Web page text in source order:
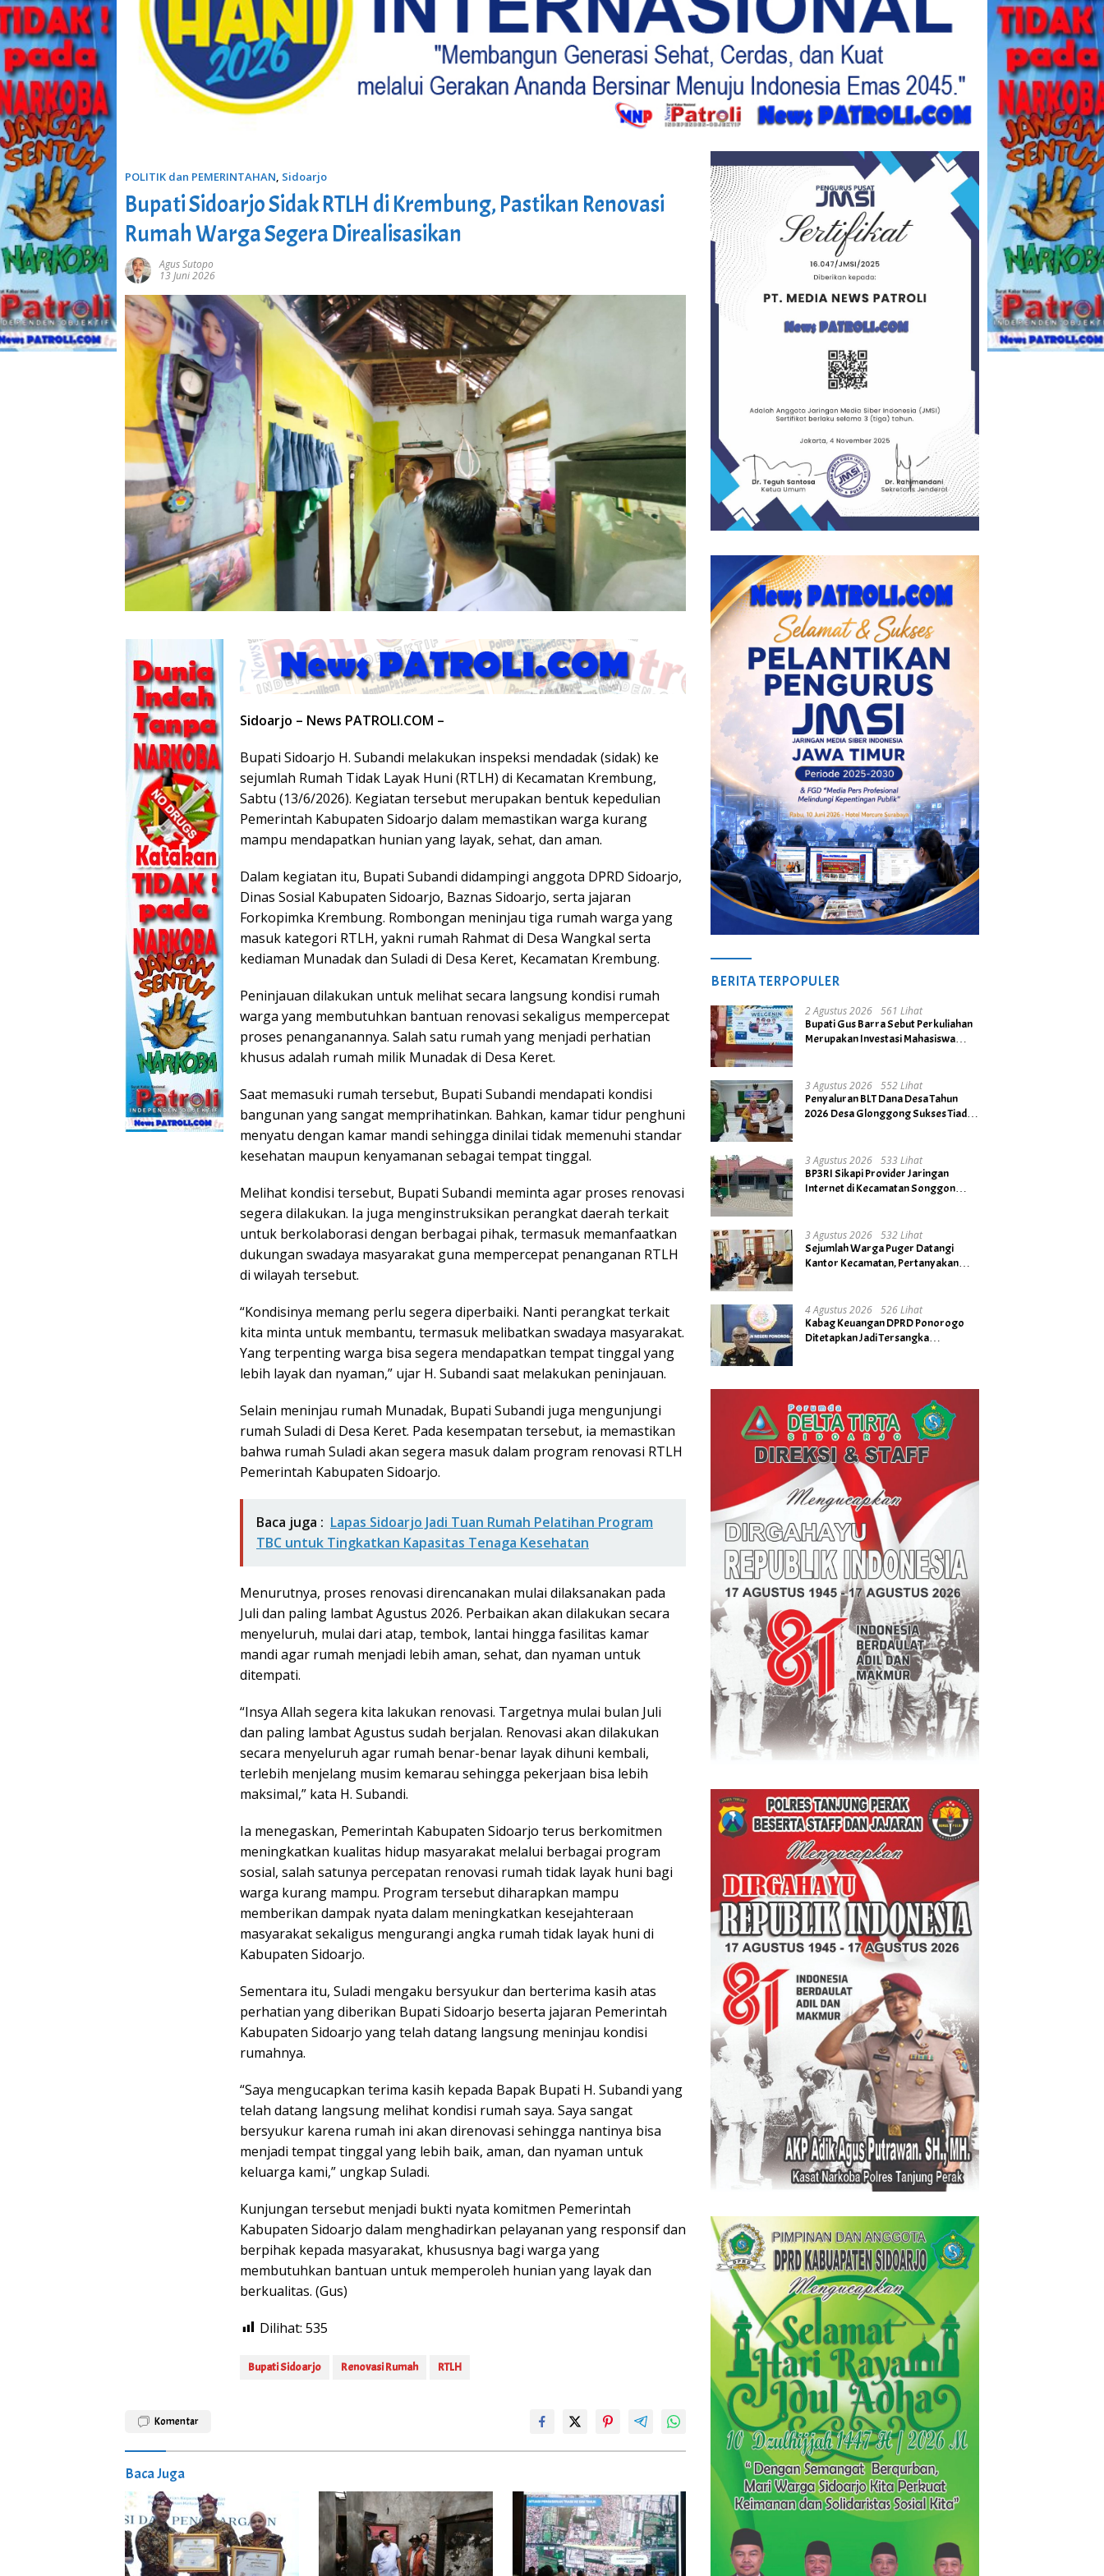
POLITIK dan PEMERINTAHAN, Sidoarjo
Bupati Sidoarjo Sidak RTLH di Krembung, Pastikan Renovasi
Rumah Warga Segera Direalisasikan
Agus Sutopo
13 Juni 2026
Sidoarjo – News PATROLI.COM –
Bupati Sidoarjo H. Subandi melakukan inspeksi mendadak (sidak) ke
sejumlah Rumah Tidak Layak Huni (RTLH) di Kecamatan Krembung,
Sabtu (13/6/2026). Kegiatan tersebut merupakan bentuk kepedulian
Pemerintah Kabupaten Sidoarjo dalam memastikan warga kurang
mampu mendapatkan hunian yang layak, sehat, dan aman.
Dalam kegiatan itu, Bupati Subandi didampingi anggota DPRD Sidoarjo,
Dinas Sosial Kabupaten Sidoarjo, Baznas Sidoarjo, serta jajaran
Forkopimka Krembung. Rombongan meninjau tiga rumah warga yang
masuk kategori RTLH, yakni rumah Rahmat di Desa Wangkal serta
kediaman Munadak dan Suladi di Desa Keret, Kecamatan Krembung.
Peninjauan dilakukan untuk melihat secara langsung kondisi rumah
warga yang membutuhkan bantuan renovasi sekaligus mempercepat
proses penanganannya. Salah satu rumah yang menjadi perhatian
khusus adalah rumah milik Munadak di Desa Keret.
Saat memasuki rumah tersebut, Bupati Subandi mendapati kondisi
bangunan yang sangat memprihatinkan. Bahkan, kamar tidur penghuni
menyatu dengan kamar mandi sehingga dinilai tidak memenuhi standar
kesehatan maupun kenyamanan sebagai tempat tinggal.
Melihat kondisi tersebut, Bupati Subandi meminta agar proses renovasi
segera dilakukan. Ia juga menginstruksikan perangkat daerah terkait
untuk berkolaborasi dengan berbagai pihak, termasuk memanfaatkan
dukungan swadaya masyarakat guna mempercepat penanganan RTLH
di wilayah tersebut.
“Kondisinya memang perlu segera diperbaiki. Nanti perangkat terkait
kita minta untuk membantu, termasuk melibatkan swadaya masyarakat.
Yang terpenting warga bisa segera mendapatkan tempat tinggal yang
lebih layak dan nyaman,” ujar H. Subandi saat melakukan peninjauan.
Selain meninjau rumah Munadak, Bupati Subandi juga mengunjungi
rumah Suladi di Desa Keret. Pada kesempatan tersebut, ia memastikan
bahwa rumah Suladi akan segera masuk dalam program renovasi RTLH
Pemerintah Kabupaten Sidoarjo.
Baca juga : Lapas Sidoarjo Jadi Tuan Rumah Pelatihan Program
TBC untuk Tingkatkan Kapasitas Tenaga Kesehatan
Menurutnya, proses renovasi direncanakan mulai dilaksanakan pada
Juli dan paling lambat Agustus 2026. Perbaikan akan dilakukan secara
menyeluruh, mulai dari atap, tembok, lantai hingga fasilitas kamar
mandi agar rumah menjadi lebih aman, sehat, dan nyaman untuk
ditempati.
“Insya Allah segera kita lakukan renovasi. Targetnya mulai bulan Juli
dan paling lambat Agustus sudah berjalan. Renovasi akan dilakukan
secara menyeluruh agar rumah benar-benar layak dihuni kembali,
terlebih menjelang musim kemarau sehingga pekerjaan bisa lebih
maksimal,” kata H. Subandi.
Ia menegaskan, Pemerintah Kabupaten Sidoarjo terus berkomitmen
meningkatkan kualitas hidup masyarakat melalui berbagai program
sosial, salah satunya percepatan renovasi rumah tidak layak huni bagi
warga kurang mampu. Program tersebut diharapkan mampu
memberikan dampak nyata dalam meningkatkan kesejahteraan
masyarakat sekaligus mengurangi angka rumah tidak layak huni di
Kabupaten Sidoarjo.
Sementara itu, Suladi mengaku bersyukur dan berterima kasih atas
perhatian yang diberikan Bupati Sidoarjo beserta jajaran Pemerintah
Kabupaten Sidoarjo yang telah datang langsung meninjau kondisi
rumahnya.
“Saya mengucapkan terima kasih kepada Bapak Bupati H. Subandi yang
telah datang langsung melihat kondisi rumah saya. Saya sangat
bersyukur karena rumah ini akan direnovasi sehingga nantinya bisa
menjadi tempat tinggal yang lebih baik, aman, dan nyaman untuk
keluarga kami,” ungkap Suladi.
Kunjungan tersebut menjadi bukti nyata komitmen Pemerintah
Kabupaten Sidoarjo dalam menghadirkan pelayanan yang responsif dan
berpihak kepada masyarakat, khususnya bagi warga yang
membutuhkan bantuan untuk memperoleh hunian yang layak dan
berkualitas. (Gus)
Dilihat: 535
Bupati Sidoarjo Renovasi Rumah RTLH
Komentar
Baca Juga
BERITA TERPOPULER
2 Agustus 2026
561 Lihat
Bupati Gus Barra Sebut Perkuliahan
Merupakan Investasi Mahasiswa
3 Agustus 2026
552 Lihat
Penyaluran BLT Dana Desa Tahun
2026 Desa Glonggong Sukses Tiada
3 Agustus 2026
533 Lihat
BP3RI Sikapi Provider Jaringan
Internet di Kecamatan Songgon
3 Agustus 2026
532 Lihat
Sejumlah Warga Puger Datangi
Kantor Kecamatan, Pertanyakan
4 Agustus 2026
526 Lihat
Kabag Keuangan DPRD Ponorogo
Ditetapkan Jadi Tersangka